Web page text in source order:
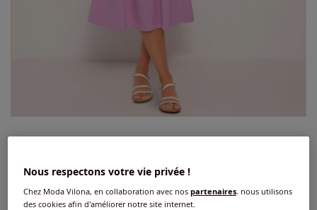
Réf : 241.033.034 4.1 /
Nous respectons votre vie privée !
Chez Moda Vilona, en collaboration avec nospartenaires, nous utilisons
des cookies afin d'améliorer notre site internet.